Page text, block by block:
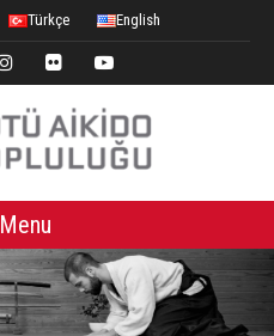
Türkçe English
Menu